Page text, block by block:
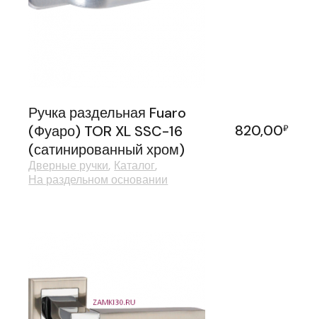
Ручка раздельная Fuaro
(Фуаро) TOR XL SSC-16
(сатинированный хром)
820,00₽
Дверные ручки Каталог
На раздельном основании